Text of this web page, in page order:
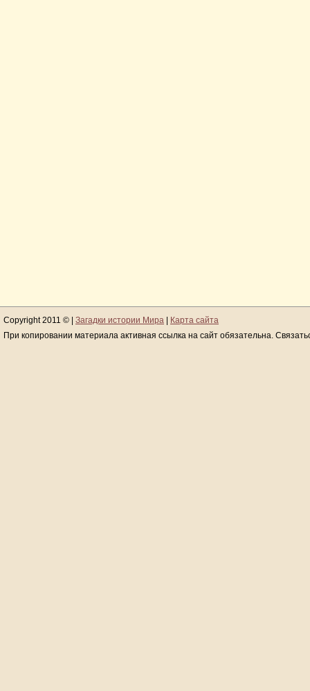
Copyright 2011 © | Загадки истории Мира
Карта сайта
При копировании материала активная ссылка на сайт обязательна.